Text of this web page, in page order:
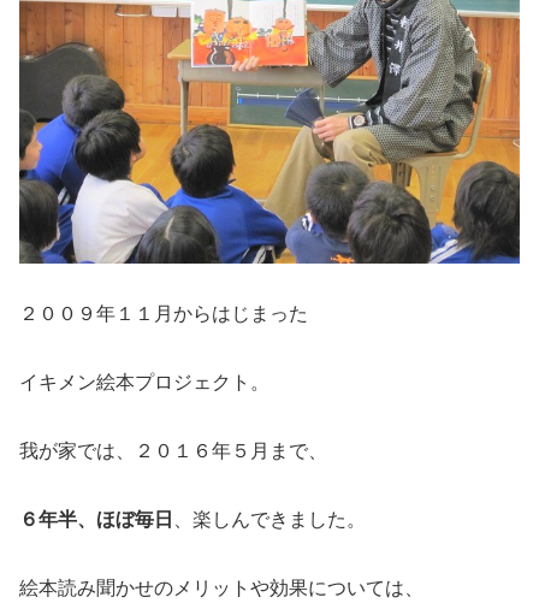
２００９年１１月からはじまった
イキメン絵本プロジェクト。
我が家では、２０１６年５月まで、
６年半、ほぼ毎日 、楽しんできました。
絵本読み聞かせのメリットや効果については、